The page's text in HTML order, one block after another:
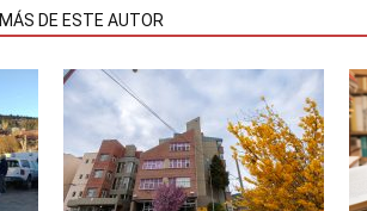
MÁS DE ESTE AUTOR